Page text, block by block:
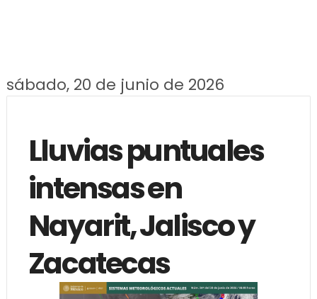
sábado, 20 de junio de 2026
Lluvias puntuales
intensas en
Nayarit, Jalisco y
Zacatecas